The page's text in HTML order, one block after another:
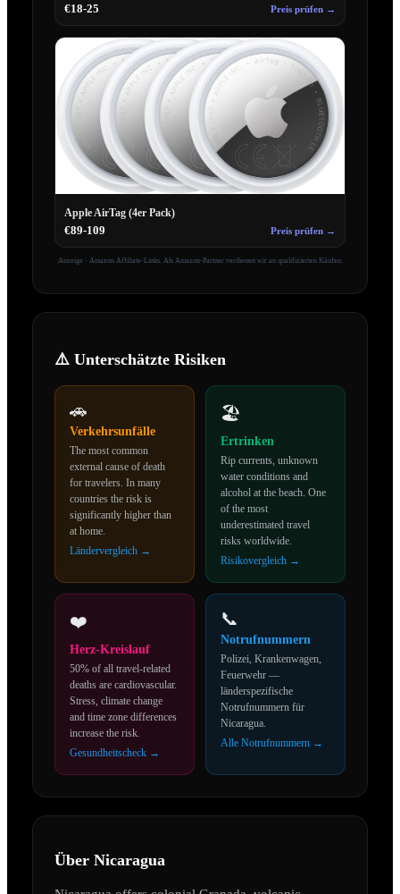
€18-25 Preis prüfen →
Apple AirTag (4er Pack)
€89-109 Preis prüfen →
Anzeige · Amazon Affiliate-Links. Als Amazon-Partner verdienen wir an qualifizierten Käufen.
⚠️ Unterschätzte Risiken
🚗
Verkehrsunfälle
The most common
external cause of death
for travelers. In many
countries the risk is
significantly higher than
at home.
Ländervergleich →
🏖️
Ertrinken
Rip currents, unknown
water conditions and
alcohol at the beach. One
of the most
underestimated travel
risks worldwide.
Risikovergleich →
❤️
Herz-Kreislauf
50% of all travel-related
deaths are cardiovascular.
Stress, climate change
and time zone differences
increase the risk.
Gesundheitscheck →
📞
Notrufnummern
Polizei, Krankenwagen,
Feuerwehr —
länderspezifische
Notrufnummern für
Nicaragua.
Alle Notrufnummern →
Über Nicaragua